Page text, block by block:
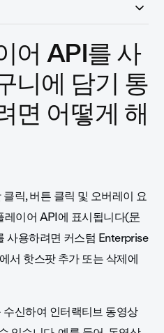
어 API를 사
니에 담기 통
면 어떻게 해
릭, 버튼 클릭 및 오버레이 요
이어 API에 표시됩니다(문
사용하려면 커스텀 Enterprise
서 핫스팟 추가 또는 삭제에
신하여 인터랙티브 동영상